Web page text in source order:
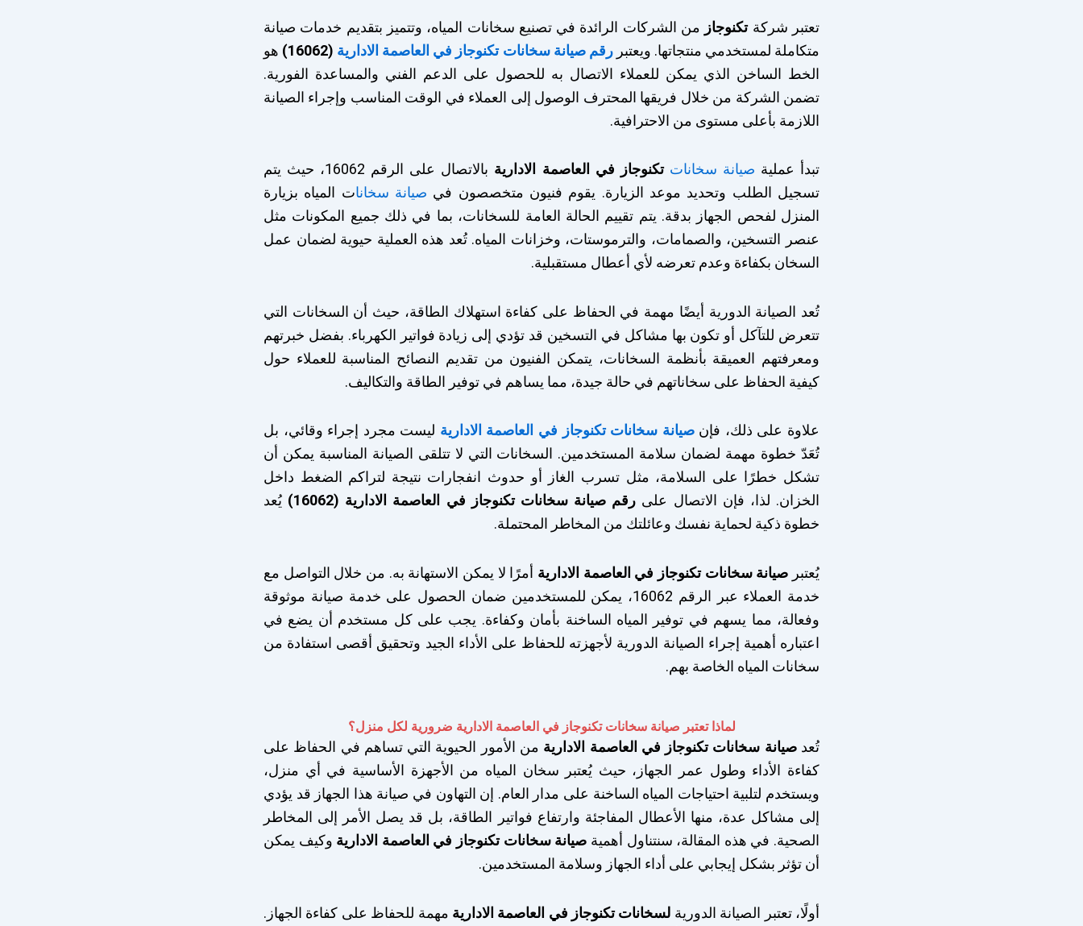
تعتبر شركةتكنوجاز من الشركات الرائدة في تصنيع سخانات المياه، وتتميز بتقديم خدمات صيانة
متكاملة لمستخدمي منتجاتها. ويعتبررقم صيانة سخانات تكنوجاز في العاصمة الادارية (16062)
هو
الخط الساخن الذي يمكن للعملاء الاتصال به للحصول على الدعم الفني والمساعدة الفورية.
تضمن الشركة من خلال فريقها المحترف الوصول إلى العملاء في الوقت المناسب وإجراء الصيانة
اللازمة بأعلى مستوى من الاحترافية.
تبدأ عملية صيانة سخانات تكنوجاز في العاصمة الادارية
بالاتصال على الرقم 16062، حيث يتم
تسجيل الطلب وتحديد موعد الزيارة. يقوم فنيون متخصصون في صيانة سخانات المياه بزيارة
المنزل لفحص الجهاز بدقة. يتم تقييم الحالة العامة للسخانات، بما في ذلك جميع المكونات مثل
عنصر التسخين، والصمامات، والترموستات، وخزانات المياه. تُعد هذه العملية حيوية لضمان عمل
السخان بكفاءة وعدم تعرضه لأي أعطال مستقبلية.
تُعد الصيانة الدورية أيضًا مهمة في الحفاظ على كفاءة استهلاك الطاقة، حيث أن السخانات التي
تتعرض للتآكل أو تكون بها مشاكل في التسخين قد تؤدي إلى زيادة فواتير الكهرباء. بفضل خبرتهم
ومعرفتهم العميقة بأنظمة السخانات، يتمكن الفنيون من تقديم النصائح المناسبة للعملاء حول
كيفية الحفاظ على سخاناتهم في حالة جيدة، مما يساهم في توفير الطاقة والتكاليف.
علاوة على ذلك، فإنصيانة سخانات تكنوجاز في العاصمة الادارية ليست مجرد إجراء وقائي، بل
تُعَدّ خطوة مهمة لضمان سلامة المستخدمين. السخانات التي لا تتلقى الصيانة المناسبة يمكن أن
تشكل خطرًا على السلامة، مثل تسرب الغاز أو حدوث انفجارات نتيجة لتراكم الضغط داخل
الخزان. لذا، فإن الاتصال على رقم صيانة سخانات تكنوجاز في العاصمة الادارية (16062)
يُعد
خطوة ذكية لحماية نفسك وعائلتك من المخاطر المحتملة.
يُعتبر صيانة سخانات تكنوجاز في العاصمة الادارية أمرًا لا يمكن الاستهانة به. من خلال التواصل مع
خدمة العملاء عبر الرقم 16062، يمكن للمستخدمين ضمان الحصول على خدمة صيانة موثوقة
وفعالة، مما يسهم في توفير المياه الساخنة بأمان وكفاءة. يجب على كل مستخدم أن يضع في
اعتباره أهمية إجراء الصيانة الدورية لأجهزته للحفاظ على الأداء الجيد وتحقيق أقصى استفادة من
سخانات المياه الخاصة بهم.
لماذا تعتبر صيانة سخانات تكنوجاز في العاصمة الادارية ضرورية لكل منزل؟
تُعدصيانة سخانات تكنوجاز في العاصمة الادارية من الأمور الحيوية التي تساهم في الحفاظ على
كفاءة الأداء وطول عمر الجهاز، حيث يُعتبر سخان المياه من الأجهزة الأساسية في أي منزل،
ويستخدم لتلبية احتياجات المياه الساخنة على مدار العام. إن التهاون في صيانة هذا الجهاز قد يؤدي
إلى مشاكل عدة، منها الأعطال المفاجئة وارتفاع فواتير الطاقة، بل قد يصل الأمر إلى المخاطر
الصحية. في هذه المقالة، سنتناول أهمية صيانة سخانات تكنوجاز في العاصمة الادارية وكيف يمكن
أن تؤثر بشكل إيجابي على أداء الجهاز وسلامة المستخدمين.
أولًا، تعتبر الصيانة الدورية لسخانات تكنوجاز في العاصمة الادارية مهمة للحفاظ على كفاءة الجهاز.